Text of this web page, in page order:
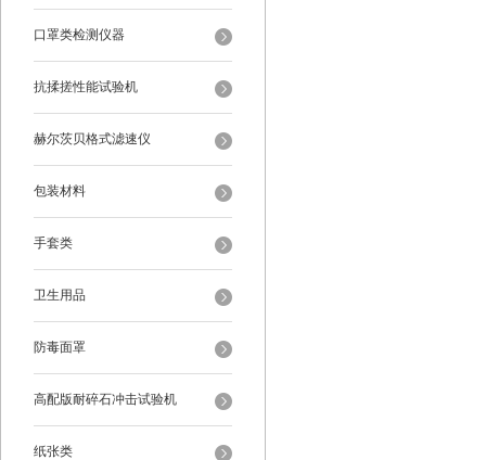
口罩类检测仪器
抗揉搓性能试验机
赫尔茨贝格式滤速仪
包装材料
手套类
卫生用品
防毒面罩
高配版耐碎石冲击试验机
纸张类